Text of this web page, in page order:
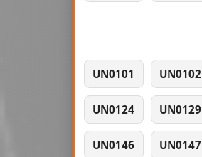
UN0101 UN0102
UN0124 UN0129
UN0146 UN0147